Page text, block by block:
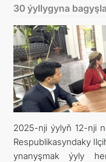
KABUL
30 ýyllygyna
2025-nji ýylyň 12-nji
Respublikasyndaky
ynanyşmak ýyly